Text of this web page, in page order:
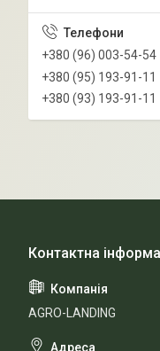
+380 (96) 003-54-54
+380 (95) 193-91-11
+380 (93) 193-91-11
AGRO-LANDING